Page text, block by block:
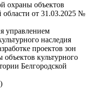
охраны объектов
области от 31.03.2025 №
управлением
наследия
проектов зон
культурного
Белгородской